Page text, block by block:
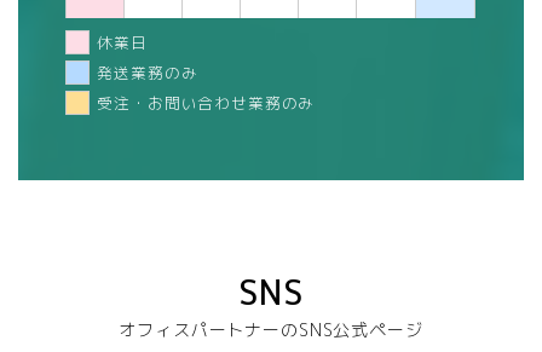
休業日
発送業務のみ
受注・お問い合わせ業務のみ
SNS
オフィスパートナーのSNS公式ページ